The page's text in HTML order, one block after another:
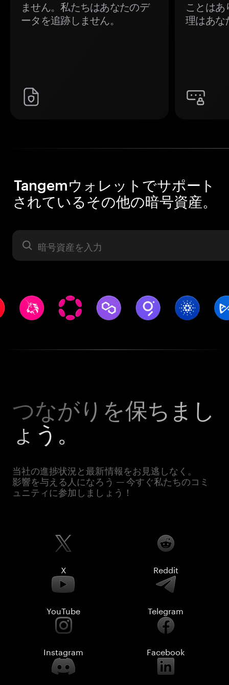
ません。私たちはあなたのデ
ータを追跡しません。
ことはあ
理はあな
Tangemウォレットでサポート
されているその他の暗号資産。
暗号資産
つながりを保ちまし
ょう。
当社の進捗状況と最新情報をお見逃しなく。
影響を与える人になろう — 今すぐ私たちのコミ
ュニティに参加しましょう！
X Reddit
YouTube Telegram
Instagram Facebook